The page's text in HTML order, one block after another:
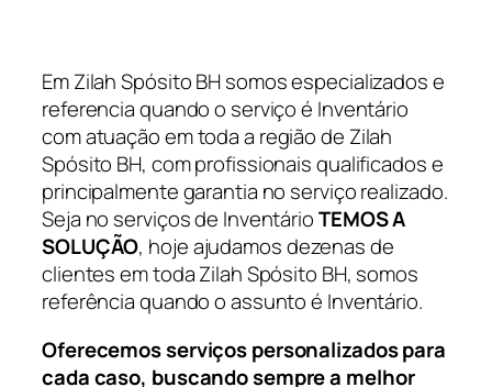
Em Zilah Spósito BH somos especializados e
referencia quando o serviço é Inventário
com atuação em toda a região de Zilah
Spósito BH, com profissionais qualificados e
principalmente garantia no serviço realizado.
Seja no serviços de InventárioTEMOS A
SOLUÇÃO, hoje ajudamos dezenas de
clientes em toda Zilah Spósito BH, somos
referência quando o assunto é Inventário.
Oferecemos serviços personalizados para
cada caso, buscando sempre a melhor